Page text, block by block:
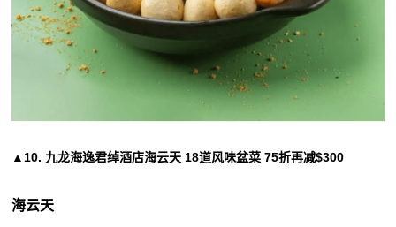
▲10. 九龙海逸君绰酒店海云天 18道风味盆菜 75折再减$300
海云天